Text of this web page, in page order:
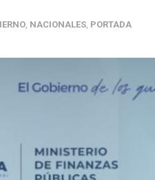
NACIONALES PORTADA